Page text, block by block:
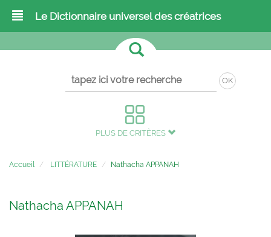
Le Dictionnaire universel des créatrices
OK
PLUS DE CRITÈRES
Accueil LITTÉRATURE Nathacha APPANAH
Nathacha APPANAH